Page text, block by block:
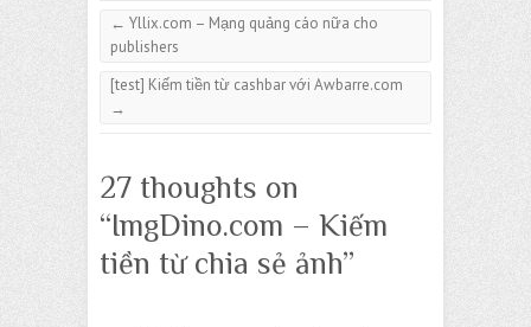
← Yllix.com – Mạng quảng cáo nữa cho
publishers
[test] Kiếm tiền từ cashbar với Awbarre.com
→
27 thoughts on
“ImgDino.com – Kiếm
tiền từ chia sẻ ảnh”